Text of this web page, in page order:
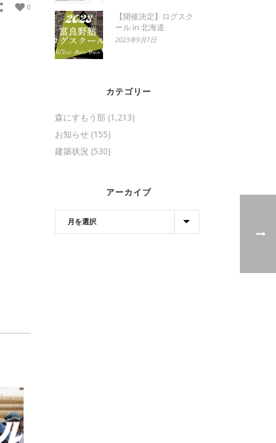
0
【開催決定】ログスク
ール in 北海道
2023年9月7日
カテゴリー
森にすもう部 (1,213)
お知らせ (155)
建築状況 (530)
アーカイブ